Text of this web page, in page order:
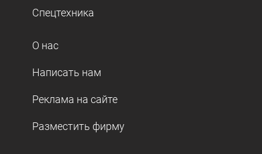
Спецтехника
О нас
Написать нам
Реклама на сайте
Разместить фирму